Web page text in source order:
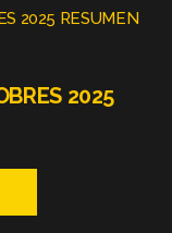
2025